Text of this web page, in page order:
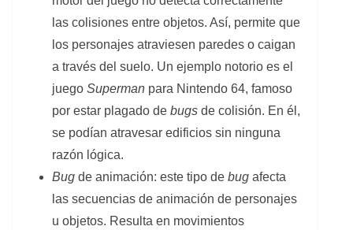
las colisiones entre objetos. Así, permite que
los personajes atraviesen paredes o caigan
a través del suelo. Un ejemplo notorio es el
juego Superman para Nintendo 64, famoso
por estar plagado de bugs de colisión. En él,
se podían atravesar edificios sin ninguna
razón lógica.
Bug de animación: este tipo de bug afecta
las secuencias de animación de personajes
u objetos. Resulta en movimientos